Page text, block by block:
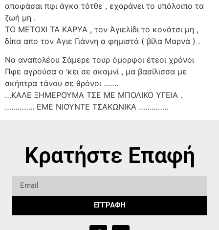
αποφάσαι πφι άγκα τότθε , εχαράνει το υπόλοιπο τα
ζωή μη .
ΤΟ ΜΕΤΟΧΙ ΤΑ ΚΑΡΥΑ , τον Άγιελίδι το κονάτσι μη ,
δίπα απο τον Αγιε Γιάννη α φημιστά ( βίλα Μαρνά ) .
Να αναπολέου Σάμερε τουρ όμορφοι έτεοι χρόνοι
Πφε αγρούσα ο ‘κει σε σκαμνί , μα βασίλισσα με
σκήπτρα τάνου σε θρόνοι …….
…ΚΑΛΕ ΞΗΜΕΡΟΥΜΑ ΤΣΕ ΜΕ ΜΠΟΛΙΚΟ ΥΓΕΙΑ .
………….. ΕΜΕ ΝΙΟΥΝΤΕ ΤΣΑΚΩΝΙΚΑ …………..
Κρατήστε Επαφή
ΕΓΓΡΑΦΗ